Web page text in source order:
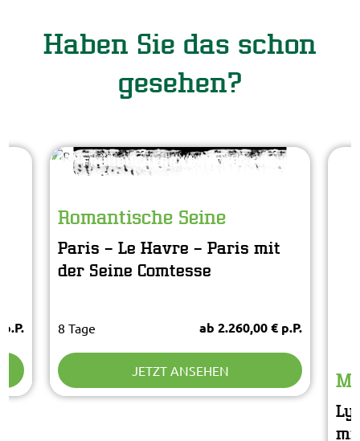
Haben Sie das schon
gesehen?
FRÜHBUCHERRABATT 100 € P.P.
Nächster Termin: 07.08.2027
Romantische Seine
Paris – Le Havre – Paris mit
der Seine Comtesse
8 Tage ab 2.260,00 € p.P.
JETZT ANSEHEN